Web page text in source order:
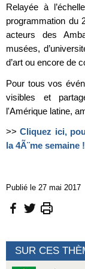
Relayée à
programmation du
acteurs des
musées,
d’art ou encore de
Pour tous vos
visibles et
l'Amérique latine,
>>Cliquez ici,
la 4Ã¨me semaine !
Publié le 27 mai 2017
SUR CES